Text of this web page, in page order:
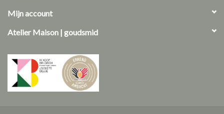
Mijn account
Atelier Maison | goudsmid